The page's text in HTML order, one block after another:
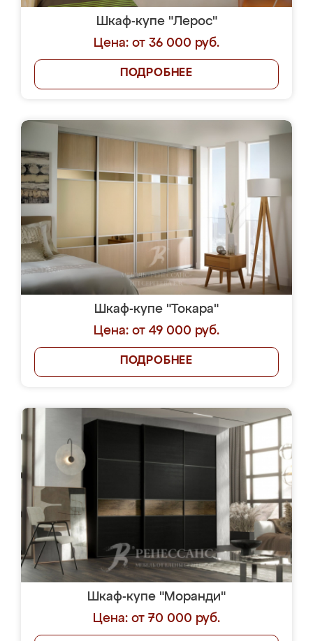
Шкаф-купе "Лерос"
Цена: от 36 000 руб.
ПОДРОБНЕЕ
Шкаф-купе "Токара"
Цена: от 49 000 руб.
ПОДРОБНЕЕ
Шкаф-купе "Моранди"
Цена: от 70 000 руб.